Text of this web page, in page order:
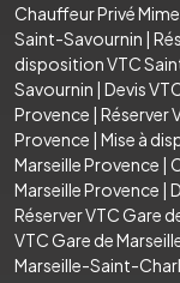
Chauffeur Privé
Saint-Savournin |
disposition VTC
Savournin | Devis
Provence | Réserver
Provence | Mise à
Marseille Provence |
Marseille Provence |
Réserver VTC Gare
VTC Gare de
Marseille-Saint-